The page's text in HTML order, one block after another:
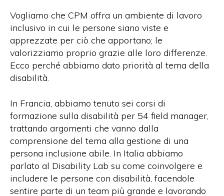
Vogliamo che CPM offra un ambiente di lavoro
inclusivo in cui le persone siano viste e
apprezzate per ciò che apportano; le
valorizziamo proprio grazie alle loro differenze.
Ecco perché abbiamo dato priorità al tema della
disabilità.
In Francia, abbiamo tenuto sei corsi di
formazione sulla disabilità per 54 field manager,
trattando argomenti che vanno dalla
comprensione del tema alla gestione di una
persona inclusione abile. In Italia abbiamo
parlato al Disability Lab su come coinvolgere e
includere le persone con disabilità, facendole
sentire parte di un team più grande e lavorando